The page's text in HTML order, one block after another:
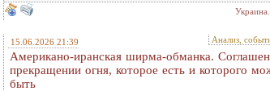
15.06.2026 21:39 Анализ,
Американо-иранская ширма-обманка.
прекращении огня, которое есть и которого
быть